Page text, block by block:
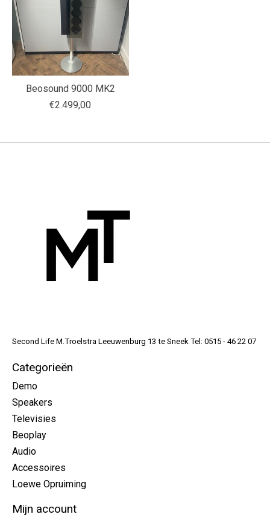
Beosound 9000 MK2
€2.499,00
Second Life M.Troelstra Leeuwenburg 13 te Sneek Tel: 0515 - 46 22 07
Categorieën
Demo
Speakers
Televisies
Beoplay
Audio
Accessoires
Loewe Opruiming
Mijn account